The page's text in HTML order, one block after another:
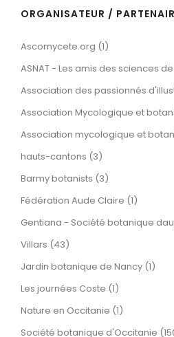
ORGANISATEUR /
Ascomycete.org (1)
ASNAT - Les amis des sciences
Association des passionnés
Association Mycologique et
Association mycologique et
hauts-cantons (3)
Barmy botanists (3)
Fédération Aude Claire (1)
Gentiana - Société botanique
Villars (43)
Jardin botanique de Nancy (1)
Les journées Coste (1)
Nature en Occitanie (1)
Société botanique d'Occitanie